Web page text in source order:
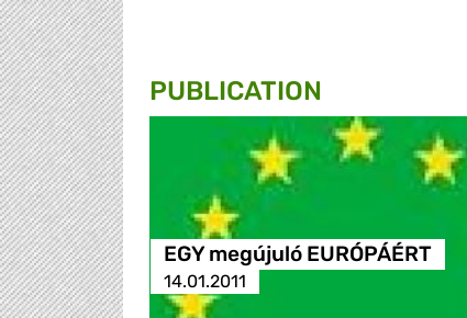
PUBLICATION
EGY megújuló EURÓPÁÉRT
14.01.2011